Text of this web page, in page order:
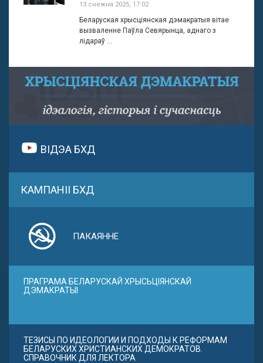
13 снежня 2025, 17:02
Беларуская хрысціянская дэмакратыя вітае
вызваленне Паўла Севярынца, аднаго з
лідараў ...
ВІДЭА БХД
КАМПАНІІ БХД
ПАКАЯННЕ
ПРАГРАМА БЕЛАРУСКАЙ ХРЫСЬЦІЯНСКАЙ
ДЭМАКРАТЫІ
ТЕЗИСЫ ПО ИДЕОЛОГИИ И ПОДХОДЫ К РЕФОРМАМ
БЕЛАРУСКИХ ХРИСТИАНСКИХ ДЕМОКРАТОВ.
СПРАВОЧНИК ДЛЯ ЛЕКТОРА